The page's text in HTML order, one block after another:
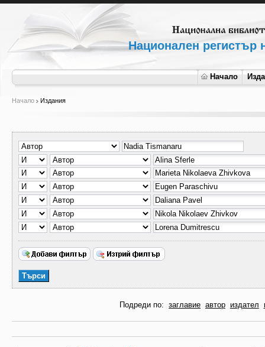
Национален регистър
Начало
Начало Издания
Подреди по: заглавие автор издател